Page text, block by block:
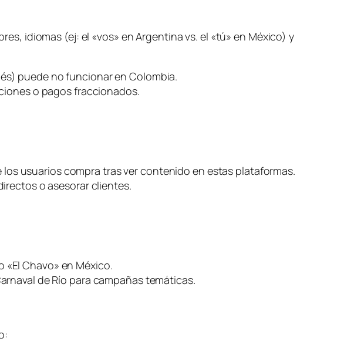
idiomas (ej: el «vos» en Argentina vs. el «tú» en México) y
puede no funcionar en Colombia.
o pagos fraccionados.
los usuarios compra tras ver contenido en estas plataformas.
o asesorar clientes.
«El Chavo» en México.
de Río para campañas temáticas.